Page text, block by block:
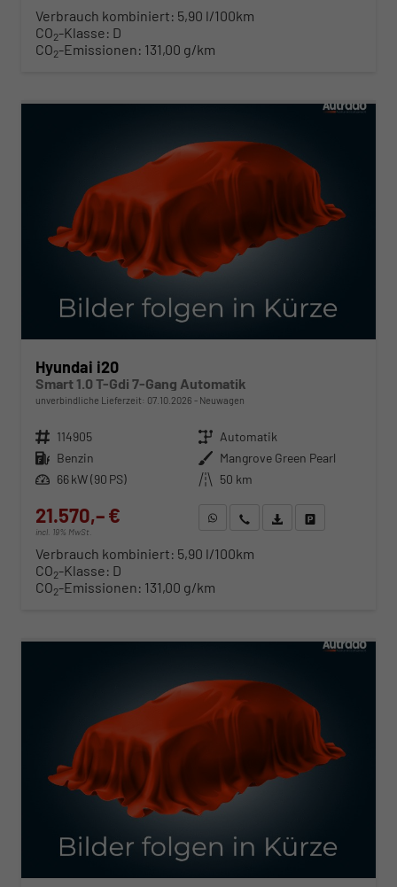
Verbrauch kombiniert: 5,90 l/100km
CO2-Klasse: D
CO2-Emissionen: 131,00 g/km
Hyundai i20
Smart 1.0 T-Gdi 7-Gang Automatik
unverbindliche Lieferzeit: 07.10.2026 Neuwagen
Fahrzeugnr. 114905 Getriebe Automatik
Kraftstoff Benzin Außenfarbe Mangrove Green Pearl
Leistung 66 kW (90 PS) Kilometerstand 50 km
21.570,– €
incl. 19% MwSt.
WhatsApp anfragen
Wir rufen Sie anFahrzeugexposé (PDF)
Verbrauch kombiniert: 5,90 l/100km
CO2-Klasse: D
CO2-Emissionen: 131,00 g/km